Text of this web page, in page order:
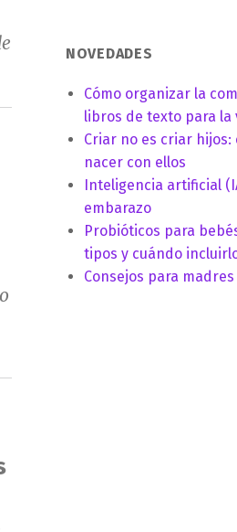
NOVEDADES
Cómo organizar la
libros de texto para la
Criar no es criar hijos:
nacer con ellos
Inteligencia artificial
embarazo
Probióticos para
tipos y cuándo
Consejos para